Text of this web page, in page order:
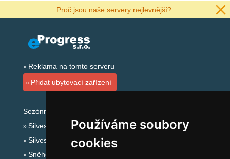
Používáme soubory
cookies
Proč jsou naše servery nejlevnější?
Reklama na tomto serveru
Přidat ubytovací zařízení
Sezónní odkazy:
Silvester Krkonoše
Silvestr na horách 2025/26
Sněhové zpravodajství